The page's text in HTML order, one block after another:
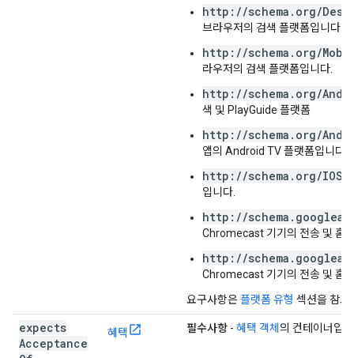
http://schema.org/
브라우저의 검색 플랫폼입니다.
http://schema.org/
라우저의 검색 플랫폼입니다.
http://schema.org/
색 및 PlayGuide 플랫폼
http://schema.org/
앱의 Android TV 플랫폼입니다.
http://schema.org/
입니다.
http://
Chromecast 기기의 전송 및 홈
http://
Chromecast 기기의 전송 및 홈
요구사항은플랫폼 유형 섹션을 참고
expects
Acceptance
혜택 필수사항 - 혜택 객체 의 컨테이너입